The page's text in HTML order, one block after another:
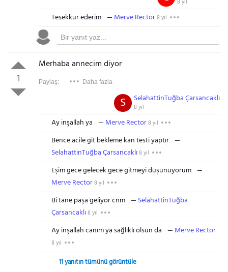
8 yıl
Tesekkur ederim Merve Rector8 yıl
1
Merhaba annecim diyor
Paylaş: Daha fazla
SelahattinTuğba Çarsancaklı
8 yıl
S
Ay inşallah ya Merve Rector8 yıl
Bence acile git bekleme kan testi yaptır
SelahattinTuğba Çarsancaklı8 yıl
Eşim gece gelecek gece gitmeyi düşünüyorum
Merve Rector8 yıl
Bi tane paşa geliyor cnm
SelahattinTuğba
Çarsancaklı8 yıl
Ay inşallah canım ya sağlıklı olsun da Merve Rector
8 yıl
11 yanıtın tümünü görüntüle